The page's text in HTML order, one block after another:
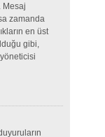
Mesaj
zamanda
en üst
gibi,